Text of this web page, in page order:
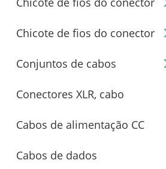
Molex
Chicote de fios do conector
JST
Conjuntos de cabos
conectores TE/AMP
Conectores XLR, cabo
conector mini XLR macho e
fêmea
Cabos de alimentação CC
Cabos de dados